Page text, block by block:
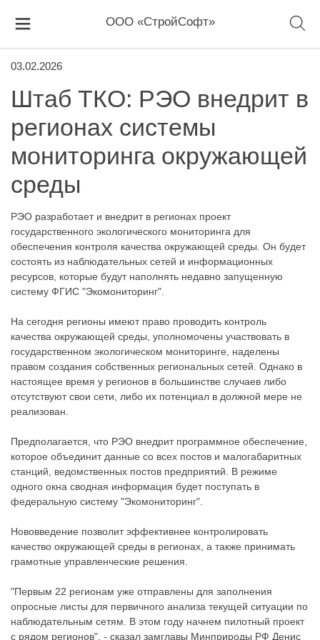
ООО «СтройСофт»
03.02.2026
Штаб ТКО: РЭО внедрит в
регионах системы
мониторинга окружающей
среды
РЭО разработает и внедрит в регионах проект
государственного экологического мониторинга для
обеспечения контроля качества окружающей среды. Он будет
состоять из наблюдательных сетей и информационных
ресурсов, которые будут наполнять недавно запущенную
систему ФГИС "Экомониторинг".
На сегодня регионы имеют право проводить контроль
качества окружающей среды, уполномочены участвовать в
государственном экологическом мониторинге, наделены
правом создания собственных региональных сетей. Однако в
настоящее время у регионов в большинстве случаев либо
отсутствуют свои сети, либо их потенциал в должной мере не
реализован.
Предполагается, что РЭО внедрит программное обеспечение,
которое объединит данные со всех постов и малогабаритных
станций, ведомственных постов предприятий. В режиме
одного окна сводная информация будет поступать в
федеральную систему "Экомониторинг".
Нововведение позволит эффективнее контролировать
качество окружающей среды в регионах, а также принимать
грамотные управленческие решения.
"Первым 22 регионам уже отправлены для заполнения
опросные листы для первичного анализа текущей ситуации по
наблюдательным сетям. В этом году начнем пилотный проект
с рядом регионов", - сказал замглавы Минприроды РФ Денис